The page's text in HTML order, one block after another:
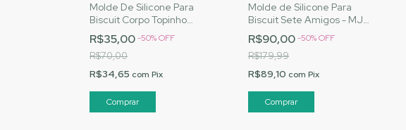
Molde De Silicone Para
Biscuit Corpo Topinho
Delicado - MJ Artesanatos
|Cód. 3064
R$35,00-50%OFF
R$70,00
R$34,65 com Pix
Molde de Silicone Para
Biscuit Sete Amigos - MJ
Artesanatos |Cód. 3045
R$90,00-50%OFF
R$179,99
R$89,10 com Pix